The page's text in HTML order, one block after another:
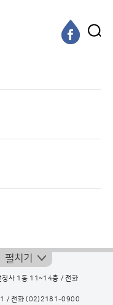
펼치기
청사 1동 11~14층 / 전화
/ 전화(02)2181-0900